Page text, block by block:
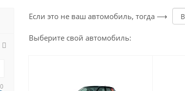
Если это не ваш автомобиль, тогда ⟶
Выберите свой автомобиль: